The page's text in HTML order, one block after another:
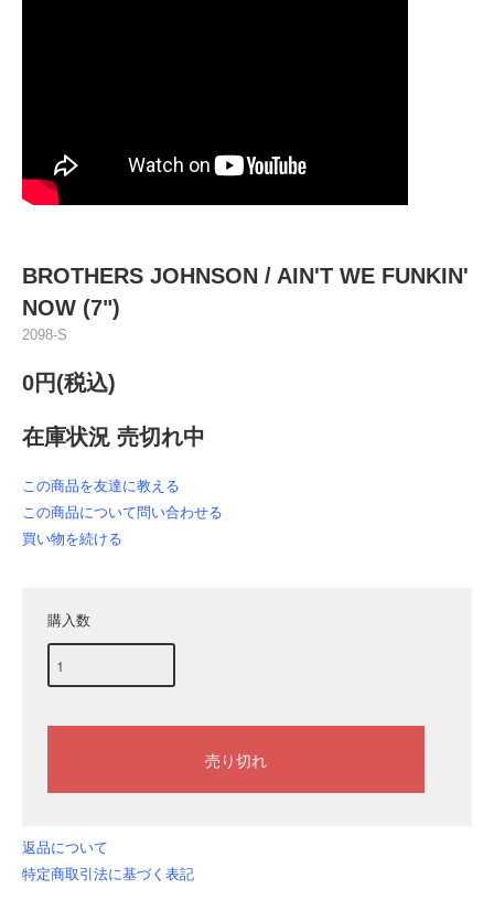
BROTHERS JOHNSON / AIN'T WE FUNKIN'
NOW (7")
2098-S
0円(税込)
在庫状況 売切れ中
この商品を友達に教える
この商品について問い合わせる
買い物を続ける
購入数
返品について
特定商取引法に基づく表記